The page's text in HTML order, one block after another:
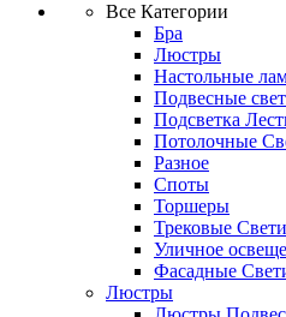
Все Категории
Бра
Люстры
Настольные
Подвесные
Подсветка
Потолочные
Разное
Споты
Торшеры
Трековые
Уличное
Фасадные
Люстры